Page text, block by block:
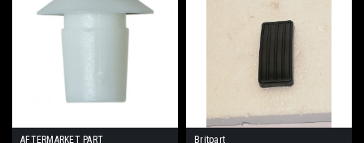
AFTERMARKET PART
Britpart